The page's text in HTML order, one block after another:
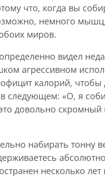
что, когда вы
немного
миров.
видел
агрессивном
калорий, чтобы
следующем: «О, я
довольно
набирать
несколько